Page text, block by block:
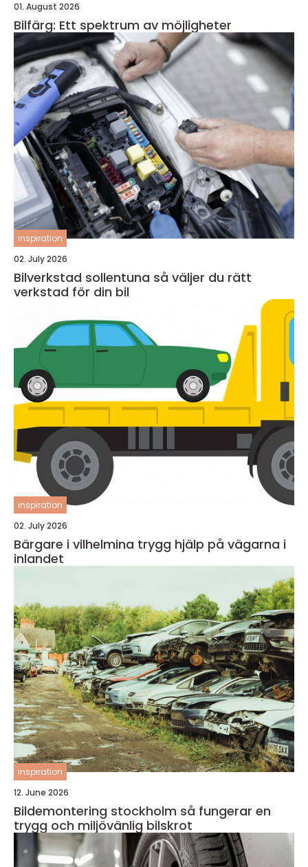
01. August 2026
Bilfärg: Ett spektrum av möjligheter
inspiration
02. July 2026
Bilverkstad sollentuna så väljer du rätt
verkstad för din bil
inspiration
02. July 2026
Bärgare i vilhelmina trygg hjälp på vägarna i
inlandet
inspiration
12. June 2026
Bildemontering stockholm så fungerar en
trygg och miljövänlig bilskrot